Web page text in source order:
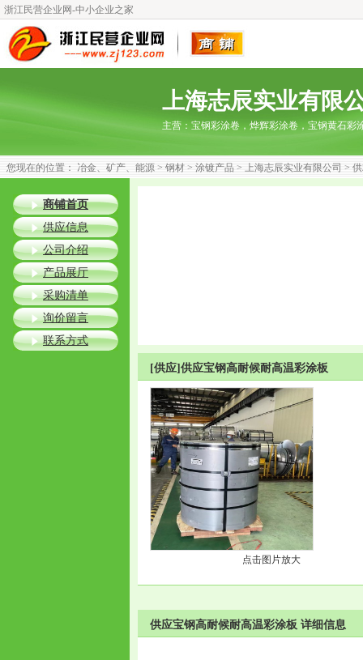
浙江民营企业网-中小企业之家
上海志辰实业有限
主营： 宝钢彩涂卷，烨辉彩涂卷，宝钢黄石彩
您现在的位置： 冶金、矿产、能源 > 钢材 > 涂镀产品 > 上海志辰实业有限公司 >
[供应]供应宝钢高耐候耐高温彩涂板
点击图片放大
供应宝钢高耐候耐高温彩涂板 详细信息
商铺首页
供应信息
公司介绍
产品展厅
采购清单
询价留言
联系方式